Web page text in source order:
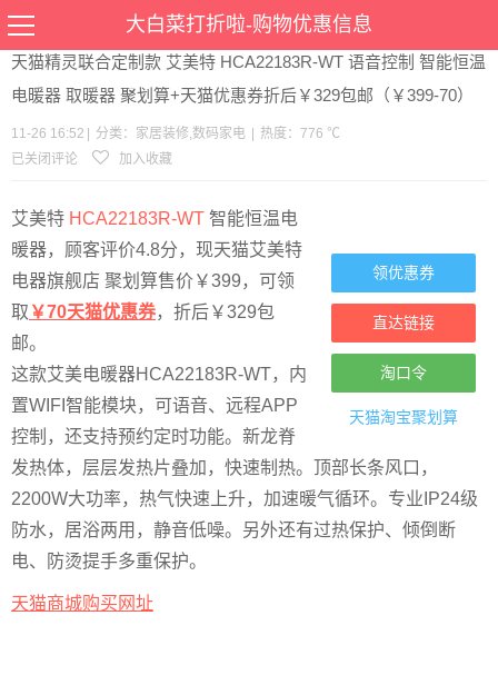
大白菜打折啦-购物优惠信息
当前位置： 优惠>家居装修数码家电>文章详情
天猫精灵联合定制款 艾美特 HCA22183R-WT 语音控制 智能恒温
电暖器 取暖器 聚划算+天猫优惠券折后￥329包邮（￥399-70）
11-26 16:52 分类： 家居装修,数码家电
热度：776 ℃
已关闭评论
加入收藏
领优惠券
直达链接
淘口令
天猫淘宝聚划算
艾美特 HCA22183R-WT 智能恒温电
暖器，顾客评价4.8分，现天猫艾美特
电器旗舰店 聚划算售价￥399，可领
取 ￥70天猫优惠券，折后￥329包
邮。
这款艾美电暖器HCA22183R-WT，内
置WIFI智能模块，可语音、远程APP
控制，还支持预约定时功能。新龙脊
发热体，层层发热片叠加，快速制热。顶部长条风口，
2200W大功率，热气快速上升，加速暖气循环。专业IP24级
防水，居浴两用，静音低噪。另外还有过热保护、倾倒断
电、防烫提手多重保护。
天猫商城购买网址